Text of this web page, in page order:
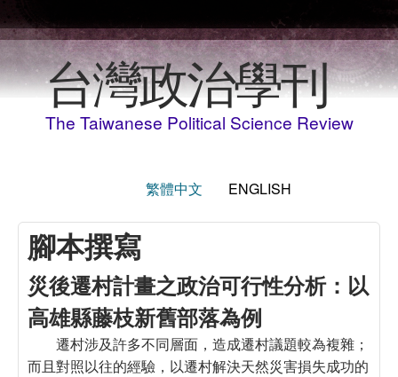
台灣政治學刊
The Taiwanese Political Science Review
繁體中文 ENGLISH
腳本撰寫
災後遷村計畫之政治可行性分析：以
高雄縣藤枝新舊部落為例
遷村涉及許多不同層面，造成遷村議題較為複雜；
而且對照以往的經驗，以遷村解決天然災害損失成功的